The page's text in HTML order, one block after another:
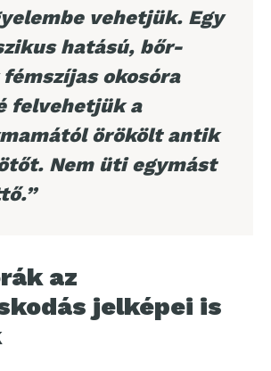
vehetjük. Egy
hatású, bőr-
fémszíjas okosóra
felvehetjük a
örökölt antik
Nem üti egymást
az
jelképei is